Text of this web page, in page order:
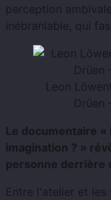
perception
inébranlable, qui
Leon
Drüen
Le documentaire «
imagination ? »
personne derrière
Entre l'atelier et les